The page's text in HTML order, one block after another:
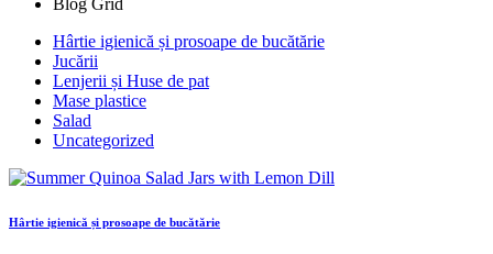
Hârtie igienică și prosoape de bucătărie
Jucării
Lenjerii și Huse de pat
Mase plastice
Salad
Uncategorized
Hârtie igienică și prosoape de bucătărie